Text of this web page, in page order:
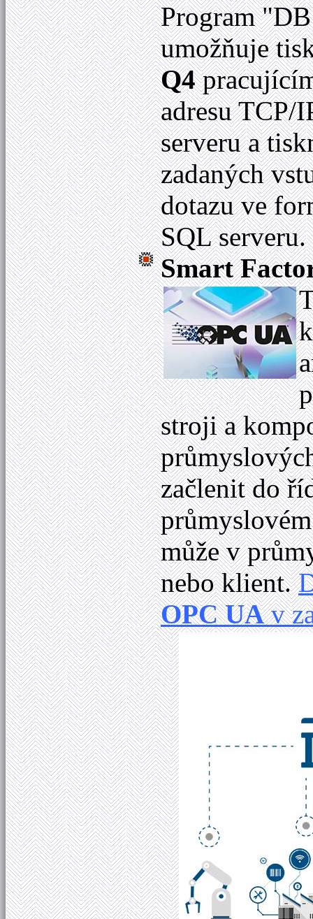
Program
umožňuje
Q4
adresu TCP/
serveru a
zadaných
dotazu ve
SQL serveru.
Smart
stroji a
začlenit do
může v
nebo klient.
OPC UAv